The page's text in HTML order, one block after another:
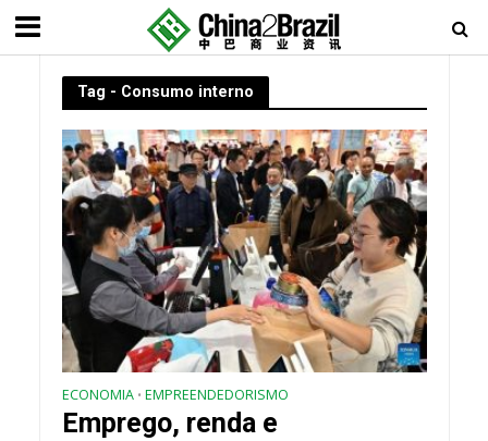
Tag - Consumo interno
ECONOMIA • EMPREENDEDORISMO
Emprego, renda e